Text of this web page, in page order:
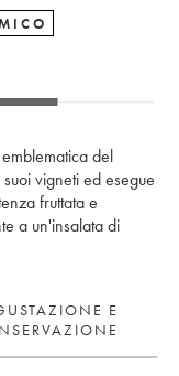
del
vigneti ed esegue
fruttata e
a un'insalata di
E